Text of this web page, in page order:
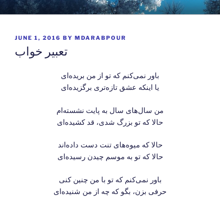
to
وبگاه دکتر محمد داراب پور
دلنوشته ها و متون زیبا …
POSTED
JUNE 1, 2016 BY MDARABPOUR
تعبیر خواب
باور نمی‌کنم که تو از من بریده‌ای
یا اینکه عشق تازه‌تری برگزیده‌ای
من سال‌های سال به پایت نشسته‌ام
حالا که تو بزرگ شدی، قد کشیده‌ای
حالا که میوه‌های تنت دست داده‌اند
حالا که تو به موسم چیدن رسیده‌ای
باور نمی‌کنم که تو با من چنین کنی
حرفی بزن، بگو که چه از من شنیده‌ای